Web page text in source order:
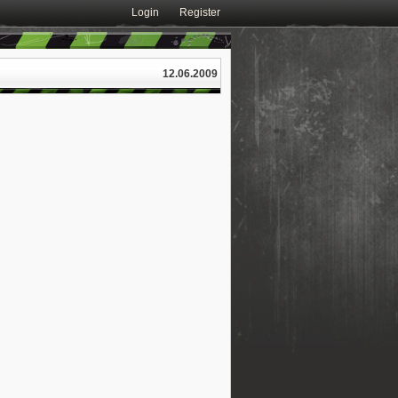
Login Register
12.06.2009